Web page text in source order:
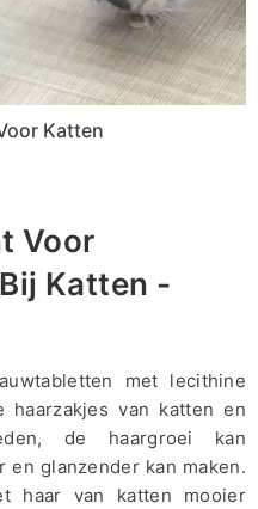
Katten
Voor
Katten -
met lecithine
van katten en
de haargroei kan
glanzender kan maken.
haar van katten mooier